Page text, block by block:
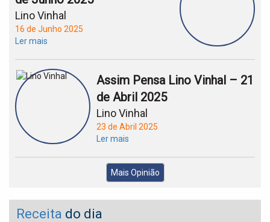
Lino Vinhal
16 de Junho 2025
Ler mais
Assim Pensa Lino Vinhal – 21
de Abril 2025
Lino Vinhal
23 de Abril 2025
Ler mais
Mais Opinião
Receita do dia